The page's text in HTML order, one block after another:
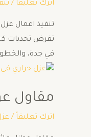
اترك تعليقاً /
تنفيذ اعمال
تفرض تحديات
في جدة،
مقاول
اترك تعليقاً /